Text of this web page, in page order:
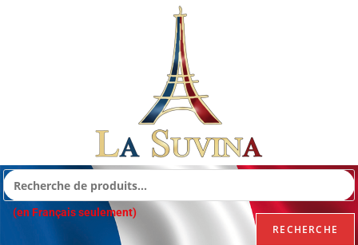
RECHERCHE
(en Français seulement)